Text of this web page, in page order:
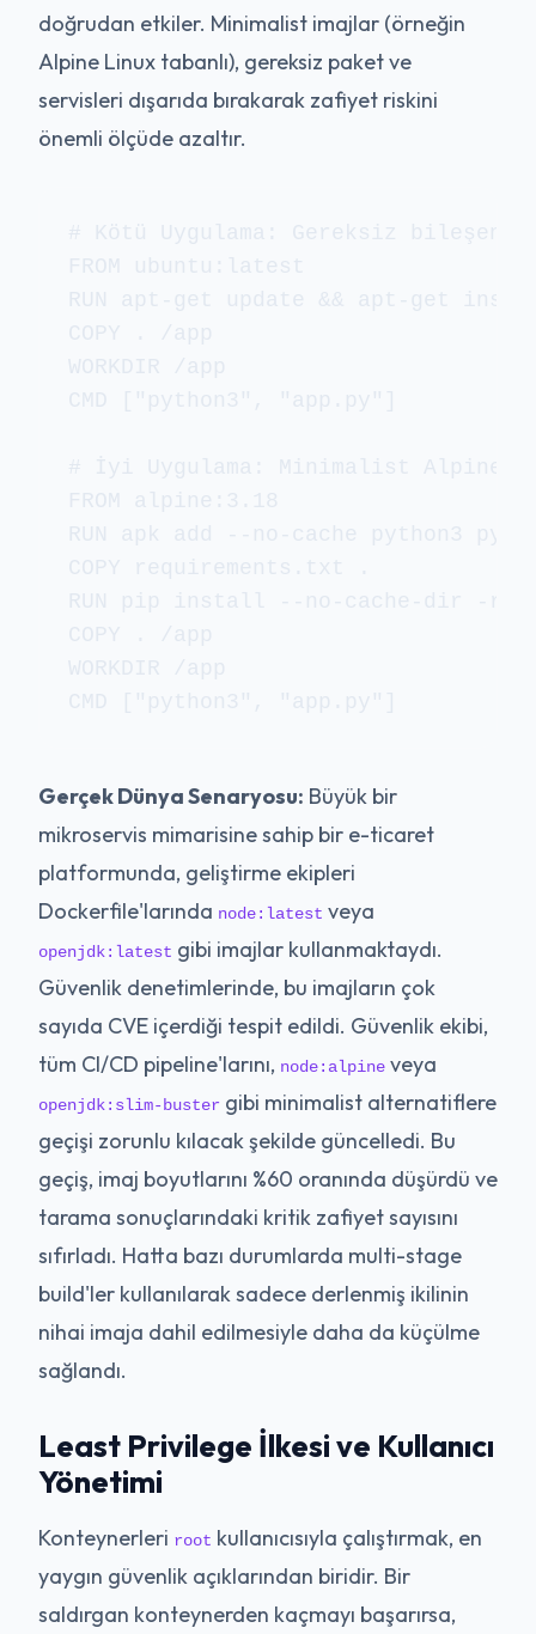
doğrudan etkiler. Minimalist imajlar (örneğin
Alpine Linux tabanlı), gereksiz paket ve
servisleri dışarıda bırakarak zafiyet riskini
önemli ölçüde azaltır.
Gerçek Dünya Senaryosu: Büyük bir
mikroservis mimarisine sahip bir e-ticaret
platformunda, geliştirme ekipleri
Dockerfile'larında node:latest veya
openjdk:latest gibi imajlar kullanmaktaydı.
Güvenlik denetimlerinde, bu imajların çok
sayıda CVE içerdiği tespit edildi. Güvenlik ekibi,
tüm CI/CD pipeline'larını, node:alpine veya
openjdk:slim-buster gibi minimalist alternatiflere
geçişi zorunlu kılacak şekilde güncelledi. Bu
geçiş, imaj boyutlarını %60 oranında düşürdü ve
tarama sonuçlarındaki kritik zafiyet sayısını
sıfırladı. Hatta bazı durumlarda multi-stage
build'ler kullanılarak sadece derlenmiş ikilinin
nihai imaja dahil edilmesiyle daha da küçülme
sağlandı.
Least Privilege İlkesi ve Kullanıcı
Yönetimi
Konteynerleri root kullanıcısıyla çalıştırmak, en
yaygın güvenlik açıklarından biridir. Bir
saldırgan konteynerden kaçmayı başarırsa,